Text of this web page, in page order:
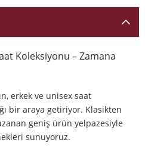
Koleksiyonu – Zamana
erkek ve unisex saat
bir araya getiriyor. Klasikten
geniş ürün yelpazesiyle
sunuyoruz.